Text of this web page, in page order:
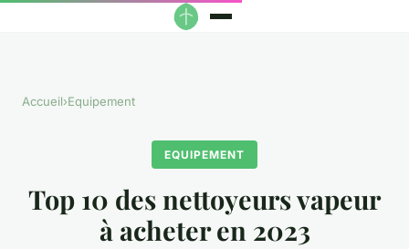
Accueil›Equipement
EQUIPEMENT
Top 10 des nettoyeurs vapeur
à acheter en 2023